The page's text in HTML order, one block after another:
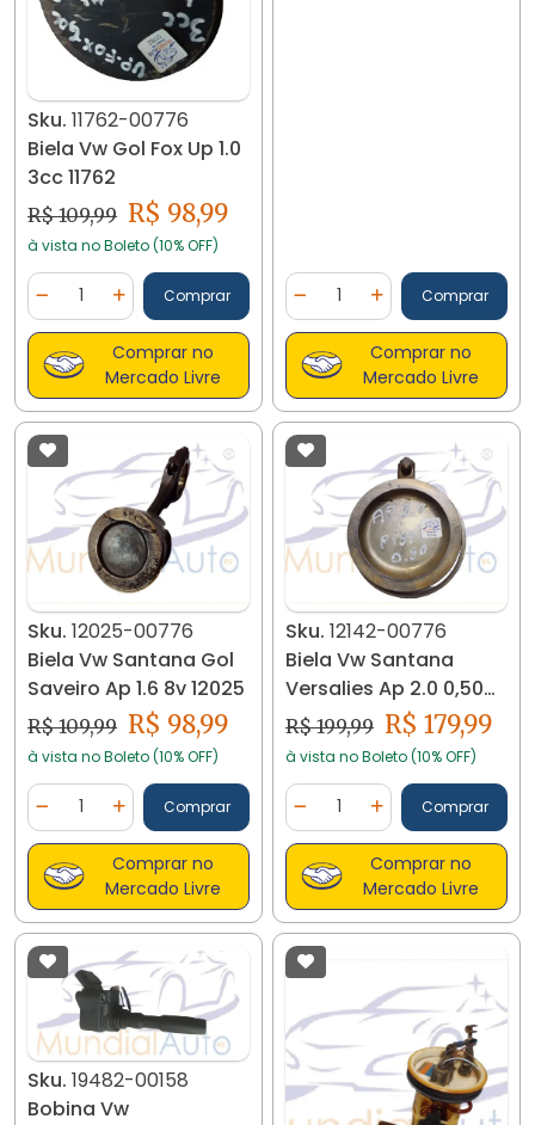
Sku. 11762-00776
Biela Vw Gol Fox Up 1.0
3cc 11762
R$ 109,99 R$ 98,99
à vista no Boleto (10% OFF)
Diminuir Quantidade
Quantidade
Adicionar Quantidade
Comprar
Comprar no
Mercado Livre
Diminuir Quantidade
Quantidade
AdicionarComprar
Comprar no
Mercado Livre
Sku. 12025-00776
Biela Vw Santana Gol
Saveiro Ap 1.6 8v 12025
R$ 109,99 R$ 98,99
à vista no Boleto (10% OFF)
Diminuir Quantidade
Quantidade
Adicionar Quantidade
Comprar
Comprar no
Mercado Livre
Sku. 12142-00776
Biela Vw Santana
Versalies Ap 2.0 0,50
12142
R$ 199,99 R$ 179,99
à vista no Boleto (10% OFF)
Diminuir Quantidade
Quantidade
AdicionarComprar
Comprar no
Mercado Livre
Sku. 19482-00158
Bobina Vw